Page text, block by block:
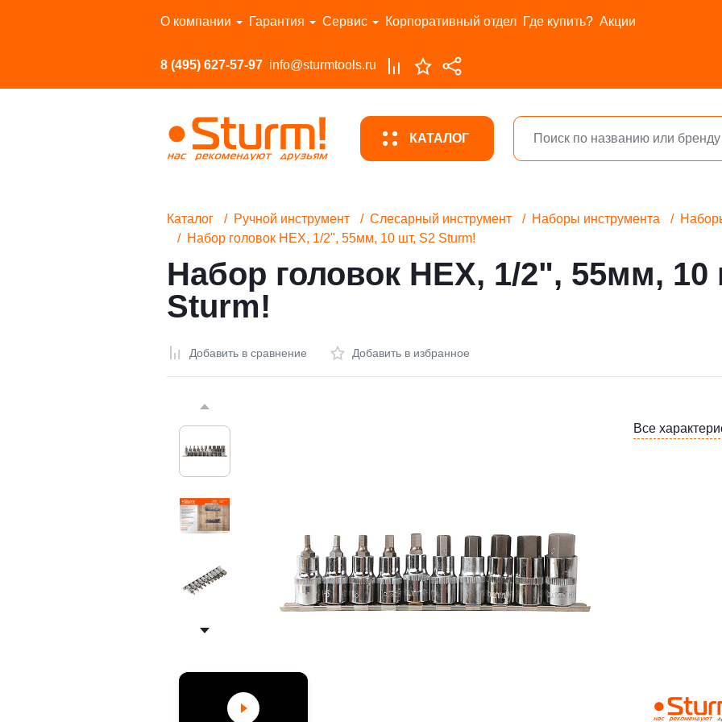
О компании Гарантия Сервис Корпоративный отдел Где купить? Акции
8 (495) 627-57-97 info@sturmtools.ru
КАТАЛОГ
Перейти в каталог
Каталог Ручной инструмент Слесарный инструмент Наборы инструмента
Набор головок HEX, 1/2", 55мм, 10 шт, S2 Sturm!
Набор головок HEX, 1/2", 55мм, 10
Sturm!
Добавить в сравнение Добавить в избранное
Все